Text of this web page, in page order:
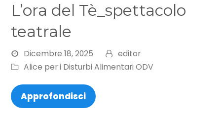
L’ora del Tè_spettacolo
teatrale
Dicembre 18, 2025
editor
Alice per i Disturbi Alimentari ODV
Approfondisci